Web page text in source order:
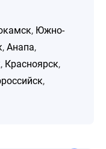
, Южно-
, Анапа,
, Красноярск,
,